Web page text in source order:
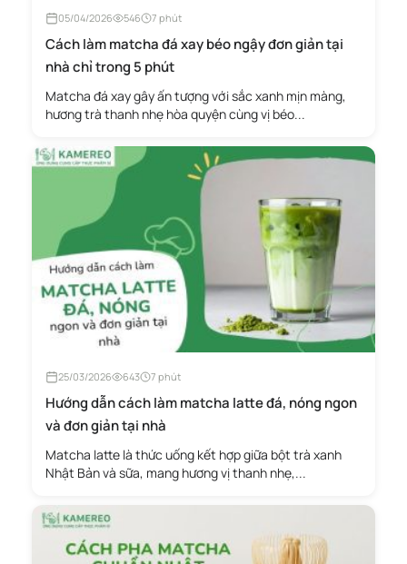
05/04/2026 546 7 phút
Cách làm matcha đá xay béo ngậy đơn giản tại
nhà chỉ trong 5 phút
Matcha đá xay gây ấn tượng với sắc xanh mịn màng,
hương trà thanh nhẹ hòa quyện cùng vị béo...
25/03/2026 643 7 phút
Hướng dẫn cách làm matcha latte đá, nóng ngon
và đơn giản tại nhà
Matcha latte là thức uống kết hợp giữa bột trà xanh
Nhật Bản và sữa, mang hương vị thanh nhẹ,...